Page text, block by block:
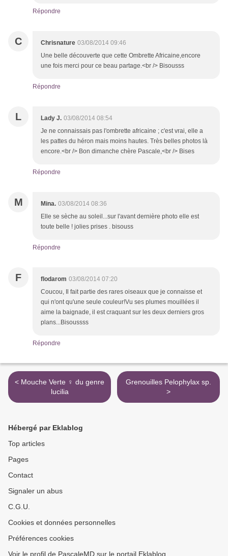
Répondre
C Chrisnature 03/08/2014 09:46
Une belle découverte que cette Ombrette Africaine,encore
une fois merci pour ce beau partage.<br /> Bisousss
Répondre
L Lady J. 03/08/2014 08:54
Je ne connaissais pas l'ombrette africaine ; c'est vrai, elle a
les pattes du héron mais moins hautes. Très belles photos là
encore.<br /> Bon dimanche chère Pascale,<br /> Bises
Répondre
M Mina. 03/08/2014 08:36
Elle se sèche au soleil...sur l'avant dernière photo elle est
toute belle ! jolies prises . bisouss
Répondre
F flodarom 03/08/2014 07:20
Coucou, Il fait partie des rares oiseaux que je connaisse et
qui n'ont qu'une seule couleur!Vu ses plumes mouillées il
aime la baignade, il est craquant sur les deux derniers gros
plans...Bisoussss
Répondre
< Mouche Verte ♀ du genre
lucilia
Grenouilles Pelophylax sp.
>
Hébergé par Eklablog
Top articles
Pages
Contact
Signaler un abus
C.G.U.
Cookies et données personnelles
Préférences cookies
Voir le profil de PascaleMD sur le portail Eklablog